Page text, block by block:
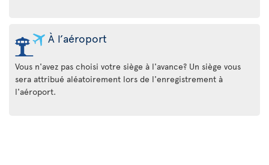
À l’aéroport
Vous n'avez pas choisi votre siège à l'avance? Un siège vous
sera attribué aléatoirement lors de l'enregistrement à
l'aéroport.